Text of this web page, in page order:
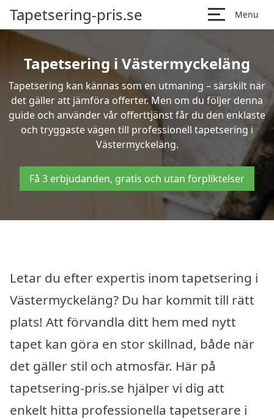
Tapetsering-pris.se Menu
Tapetsering i Västermyckeläng
Tapetsering kan kännas som en utmaning – särskilt när
det gäller att jämföra offerter. Men om du följer denna
guide och använder vår offerttjänst får du den enklaste
och tryggaste vägen till professionell tapetsering i
Västermyckeläng.
Få 3 erbjudanden, gratis och utan förpliktelser
Letar du efter expertis inom tapetsering i
Västermyckeläng? Du har kommit till rätt
plats! Att förvandla ditt hem med nytt
tapet kan göra en stor skillnad, både när
det gäller stil och atmosfär. Här på
tapetsering-pris.se hjälper vi dig att
enkelt hitta professionella tapetserare i